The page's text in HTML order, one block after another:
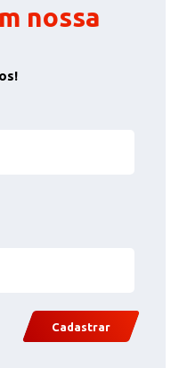
nossa
Cadastrar